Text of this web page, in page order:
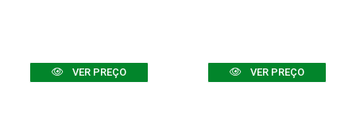
VER PREÇO VER PREÇO